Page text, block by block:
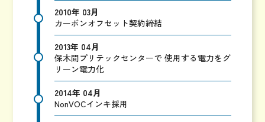
2010年 03月
カーボンオフセット契約締結
2013年 04月
保木間プリテックセンターで 使用する電力をグ
リーン電力化
2014年 04月
NonVOCインキ採用